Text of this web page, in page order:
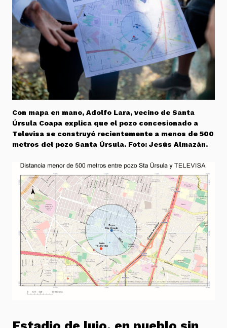
Con mapa en mano, Adolfo Lara, vecino de Santa
Úrsula Coapa explica que el pozo concesionado a
Televisa se construyó recientemente a menos de 500
metros del pozo Santa Úrsula. Foto: Jesús Almazán.